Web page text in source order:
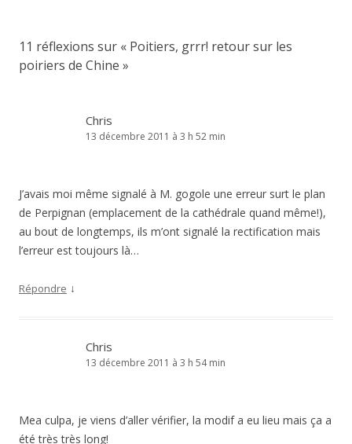
11 réflexions sur « Poitiers, grrr! retour sur les
poiriers de Chine »
Chris
13 décembre 2011 à 3 h 52 min
J’avais moi même signalé à M. gogole une erreur surt le plan
de Perpignan (emplacement de la cathédrale quand même!),
au bout de longtemps, ils m’ont signalé la rectification mais
l’erreur est toujours là…
Répondre ↓
Chris
13 décembre 2011 à 3 h 54 min
Mea culpa, je viens d’aller vérifier, la modif a eu lieu mais ça a
été très très long!